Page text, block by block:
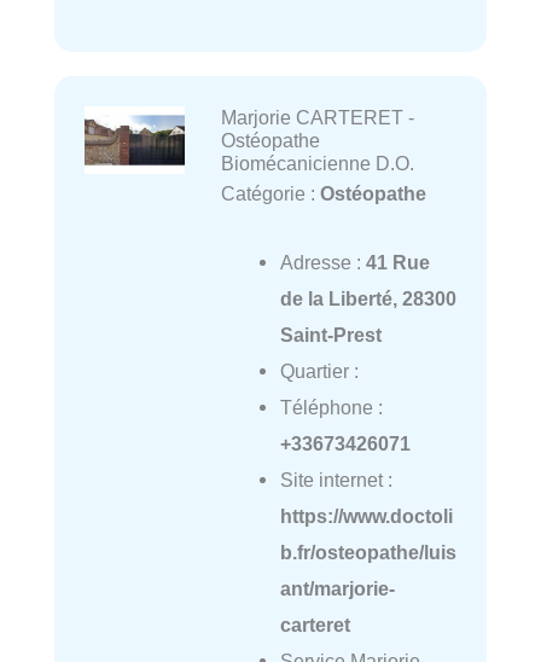
Marjorie CARTERET -
Ostéopathe
Biomécanicienne D.O.
Catégorie : Ostéopathe
Adresse : 41 Rue
de la Liberté, 28300
Saint-Prest
Quartier :
Téléphone :
+33673426071
Site internet :
https://www.doctoli
b.fr/osteopathe/luis
ant/marjorie-
carteret